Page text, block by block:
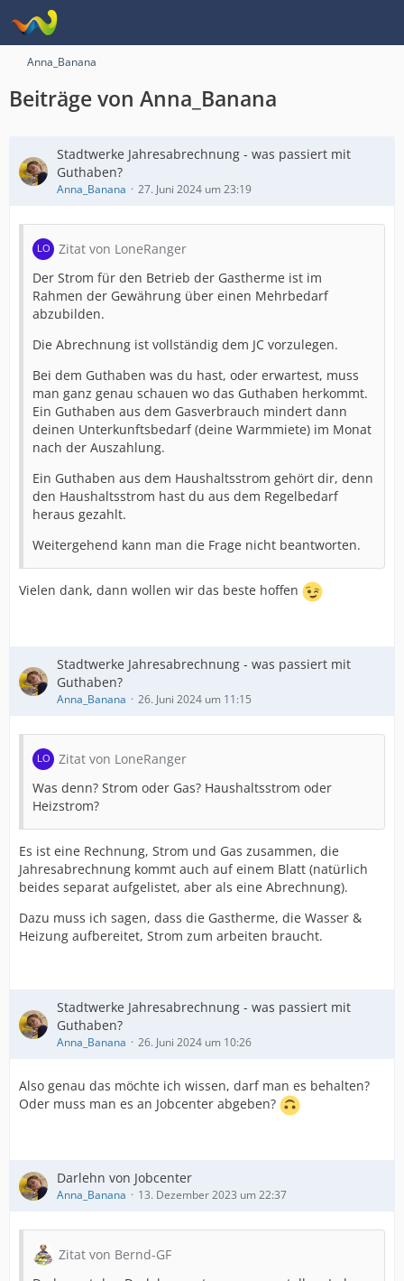
Anna_Banana
Beiträge von Anna_Banana
Stadtwerke Jahresabrechnung - was passiert mit
Guthaben?
Anna_Banana 27. Juni 2024 um 23:19
Zitat von LoneRanger
Der Strom für den Betrieb der Gastherme ist im
Rahmen der Gewährung über einen Mehrbedarf
abzubilden.
Die Abrechnung ist vollständig dem JC vorzulegen.
Bei dem Guthaben was du hast, oder erwartest, muss
man ganz genau schauen wo das Guthaben herkommt.
Ein Guthaben aus dem Gasverbrauch mindert dann
deinen Unterkunftsbedarf (deine Warmmiete) im Monat
nach der Auszahlung.
Ein Guthaben aus dem Haushaltsstrom gehört dir, denn
den Haushaltsstrom hast du aus dem Regelbedarf
heraus gezahlt.
Weitergehend kann man die Frage nicht beantworten.
Vielen dank, dann wollen wir das beste hoffen
Stadtwerke Jahresabrechnung - was passiert mit
Guthaben?
Anna_Banana 26. Juni 2024 um 11:15
Zitat von LoneRanger
Was denn? Strom oder Gas? Haushaltsstrom oder
Heizstrom?
Es ist eine Rechnung, Strom und Gas zusammen, die
Jahresabrechnung kommt auch auf einem Blatt (natürlich
beides separat aufgelistet, aber als eine Abrechnung).
Dazu muss ich sagen, dass die Gastherme, die Wasser &
Heizung aufbereitet, Strom zum arbeiten braucht.
Stadtwerke Jahresabrechnung - was passiert mit
Guthaben?
Anna_Banana 26. Juni 2024 um 10:26
Also genau das möchte ich wissen, darf man es behalten?
Oder muss man es an Jobcenter abgeben?
Darlehn von Jobcenter
Anna_Banana 13. Dezember 2023 um 22:37
Zitat von Bernd-GF